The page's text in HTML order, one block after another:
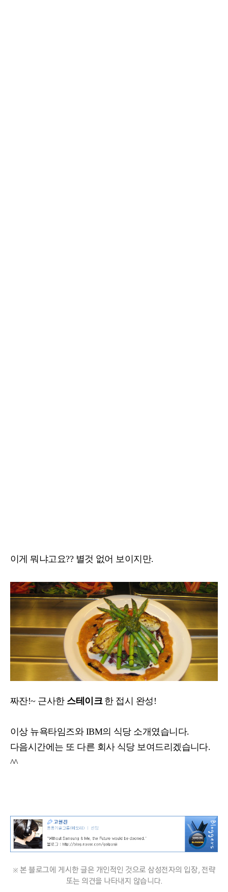
이게 뭐냐고요?? 별것 없어 보이지만.
짜잔!~ 근사한 스테이크한 접시 완성!
이상 뉴욕타임즈와 IBM의 식당 소개였습니다.
다음시간에는 또 다른 회사 식당 보여드리겠습니다.
^^
※ 본 블로그에 게시한 글은 개인적인 것으로 삼성전자의 입장, 전략
또는 의견을 나타내지 않습니다.